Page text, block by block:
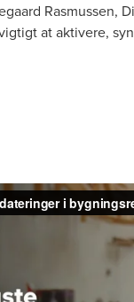
Rasmussen,
at aktivere,